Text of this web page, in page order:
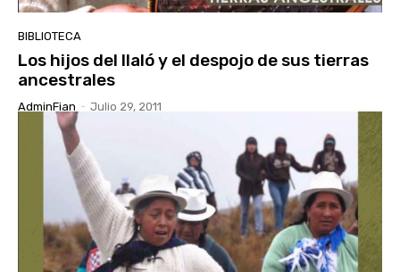
BIBLIOTECA
Los hijos del Ilaló y el despojo de sus tierras
ancestrales
AdminFian - Julio 29, 2011